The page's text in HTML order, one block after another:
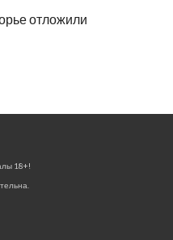
отложили
18+!